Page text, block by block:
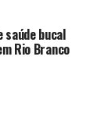
saúde bucal
Rio Branco